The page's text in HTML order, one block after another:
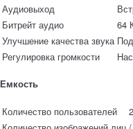
Аудиовыход
Битрейт аудио
64
Улучшение качества звука
Регулировка громкости
Емкость
Количество пользователей